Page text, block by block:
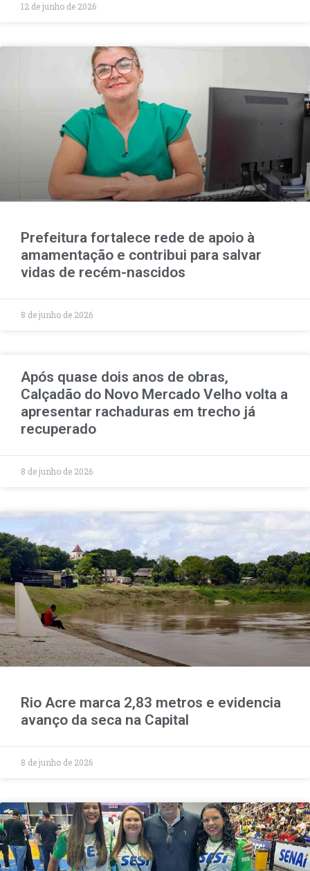
12 de junho de 2026
Prefeitura fortalece rede de apoio à
amamentação e contribui para salvar
vidas de recém-nascidos
8 de junho de 2026
Após quase dois anos de obras,
Calçadão do Novo Mercado Velho volta a
apresentar rachaduras em trecho já
recuperado
8 de junho de 2026
Rio Acre marca 2,83 metros e evidencia
avanço da seca na Capital
8 de junho de 2026